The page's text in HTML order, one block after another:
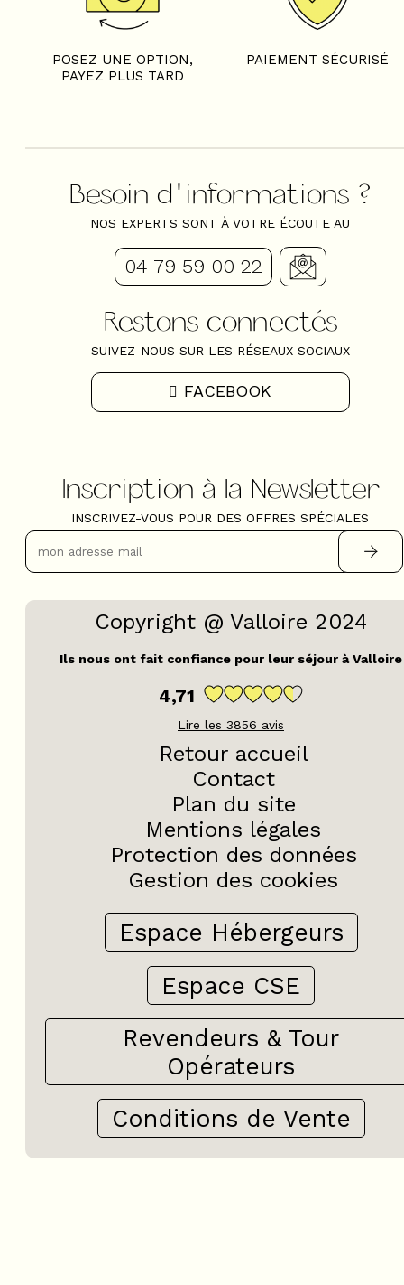
POSEZ UNE OPTION,
PAYEZ PLUS TARD
PAIEMENT SÉCURISÉ
Besoin d'informations ?
NOS EXPERTS SONT À VOTRE ÉCOUTE AU
04 79 59 00 22
Restons connectés
SUIVEZ-NOUS SUR LES RÉSEAUX SOCIAUX
FACEBOOK
Inscription à la Newsletter
INSCRIVEZ-VOUS POUR DES OFFRES SPÉCIALES
Copyright @ Valloire 2024
Ils nous ont fait confiance pour leur séjour à Valloire
4,71
Lire les 3856 avis
Retour accueil
Contact
Plan du site
Mentions légales
Protection des données
Gestion des cookies
Espace Hébergeurs
Espace CSE
Revendeurs & Tour
Opérateurs
Conditions de Vente